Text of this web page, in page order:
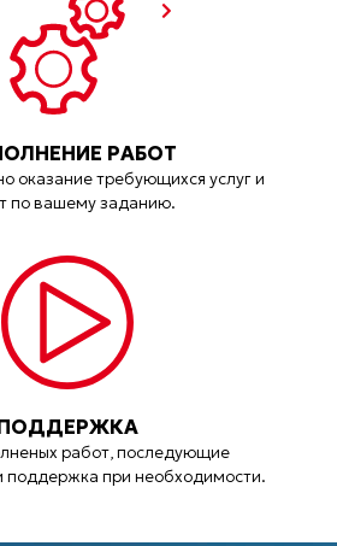
РАБОТ
оказание требующихся услуг и
по вашему заданию.
работ, последующие
поддержка при необходимости.